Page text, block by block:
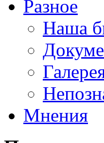
Разное
Наша
Мнения